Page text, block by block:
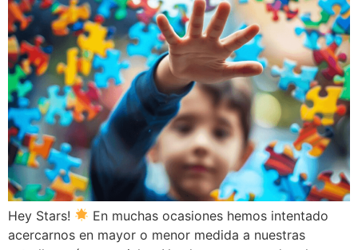
Hey Stars!
En muchas ocasiones hemos intentado
acercarnos en mayor o menor medida a nuestras